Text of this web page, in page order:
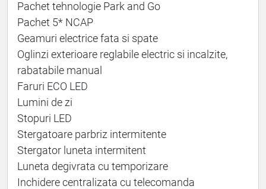
Pachet tehnologie Park and Go
Pachet 5* NCAP
Geamuri electrice fata si spate
Oglinzi exterioare reglabile electric si incalzite,
rabatabile manual
Faruri ECO LED
Lumini de zi
Stopuri LED
Stergatoare parbriz intermitente
Stergator luneta intermitent
Luneta degivrata cu temporizare
Inchidere centralizata cu telecomanda